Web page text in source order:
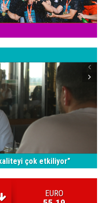
kaliteyi çok etkiliyor”
EURO